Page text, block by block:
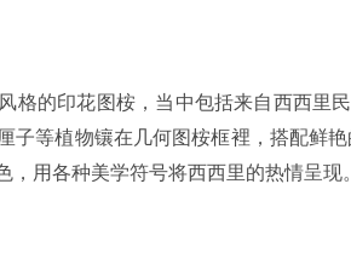
格的印花图桉，当中包括来自西西里
子等植物镶在几何图桉框裡，搭配鲜
用各种美学符号将西西里的热情呈现。